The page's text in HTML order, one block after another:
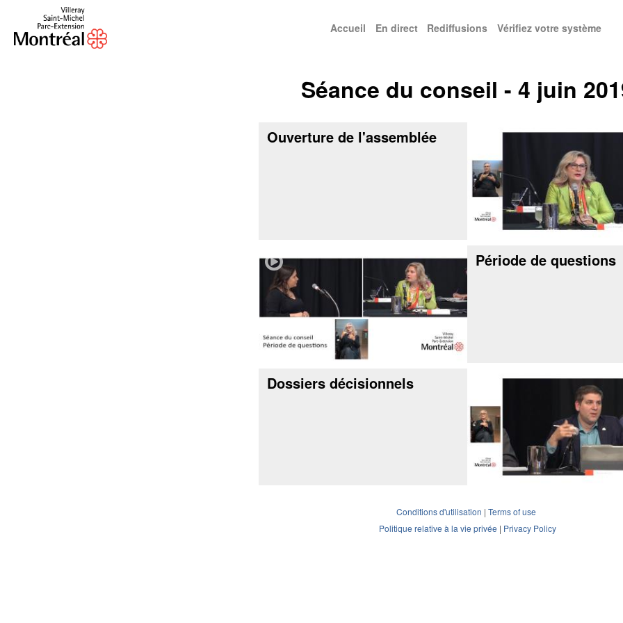
Accueil En direct Rediffusions Vérifiez votre système
Séance du conseil - 4 juin
Ouverture de l'assemblée
Période de questions
Dossiers décisionnels
Conditions d'utilisation | Terms of use
Politique relative à la vie privée | Privacy Policy